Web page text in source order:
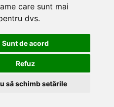
care sunt mai
dvs.
Sunt de acord
Refuz
să schimb setările
electronic de PrestaShop™